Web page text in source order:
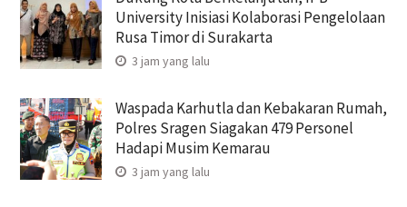
University Inisiasi Kolaborasi Pengelolaan
Rusa Timor di Surakarta
3 jam yang lalu
Waspada Karhutla dan Kebakaran Rumah,
Polres Sragen Siagakan 479 Personel
Hadapi Musim Kemarau
3 jam yang lalu